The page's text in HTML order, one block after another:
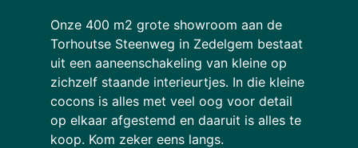
Onze 400 m2 grote showroom aan de
Torhoutse Steenweg in Zedelgem bestaat
uit een aaneenschakeling van kleine op
zichzelf staande interieurtjes. In die kleine
cocons is alles met veel oog voor detail
op elkaar afgestemd en daaruit is alles te
koop. Kom zeker eens langs.